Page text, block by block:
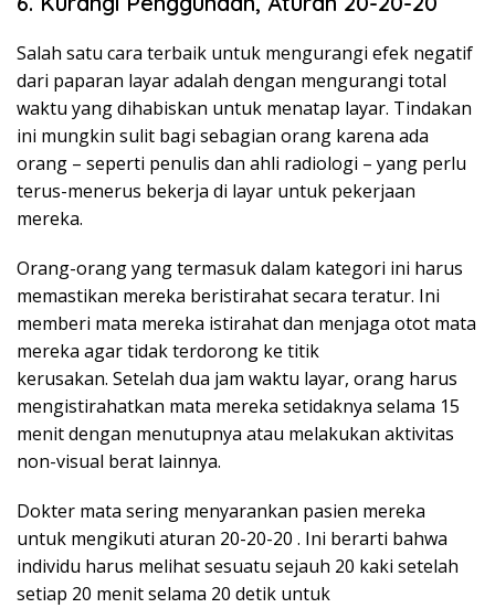
Salah satu cara terbaik untuk mengurangi efek negatif
dari paparan layar adalah dengan mengurangi total
waktu yang dihabiskan untuk menatap layar. Tindakan
ini mungkin sulit bagi sebagian orang karena ada
orang – seperti penulis dan ahli radiologi – yang perlu
terus-menerus bekerja di layar untuk pekerjaan
mereka.
Orang-orang yang termasuk dalam kategori ini harus
memastikan mereka beristirahat secara teratur. Ini
memberi mata mereka istirahat dan menjaga otot mata
mereka agar tidak terdorong ke titik
kerusakan. Setelah dua jam waktu layar, orang harus
mengistirahatkan mata mereka setidaknya selama 15
menit dengan menutupnya atau melakukan aktivitas
non-visual berat lainnya.
Dokter mata sering menyarankan pasien mereka
untuk mengikuti aturan 20-20-20 . Ini berarti bahwa
individu harus melihat sesuatu sejauh 20 kaki setelah
setiap 20 menit selama 20 detik untuk